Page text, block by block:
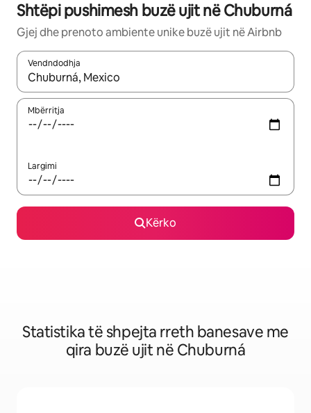
Shtëpi pushimesh buzë ujit në Chuburná
Gjej dhe prenoto ambiente unike buzë ujit në Airbnb
Vendndodhja
Kur rezultatet të jenë të disponueshme, lëviz me butonat e
Mbërritja
Largimi
Kërko
Statistika të shpejta rreth banesave me
qira buzë ujit në Chuburná